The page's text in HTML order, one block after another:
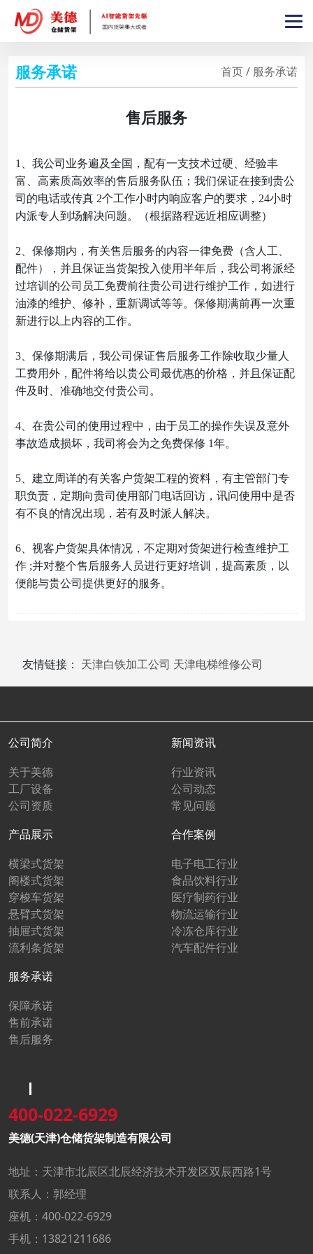
服务承诺 首页 / 服务承诺
售后服务
1、我公司业务遍及全国，配有一支技术过硬、经验丰
富、高素质高效率的售后服务队伍；我们保证在接到贵公
司的电话或传真 2个工作小时内响应客户的要求，24小时
内派专人到场解决问题。（根据路程远近相应调整）
2、保修期内，有关售后服务的内容一律免费（含人工、
配件），并且保证当货架投入使用半年后，我公司将派经
过培训的公司员工免费前往贵公司进行维护工作，如进行
油漆的维护、修补，重新调试等等。保修期满前再一次重
新进行以上内容的工作。
3、保修期满后，我公司保证售后服务工作除收取少量人
工费用外，配件将给以贵公司最优惠的价格，并且保证配
件及时、准确地交付贵公司。
4、在贵公司的使用过程中，由于员工的操作失误及意外
事故造成损坏，我司将会为之免费保修 1年。
5、建立周详的有关客户货架工程的资料，有主管部门专
职负责，定期向贵司使用部门电话回访，讯问使用中是否
有不良的情况出现，若有及时派人解决。
6、视客户货架具体情况，不定期对货架进行检查维护工
作 ;并对整个售后服务人员进行更好培训，提高素质，以
便能与贵公司提供更好的服务。
友情链接： 天津白铁加工公司 天津电梯维修公司
公司简介
关于美德
工厂设备
公司资质
新闻资讯
行业资讯
公司动态
常见问题
产品展示
横梁式货架
阁楼式货架
穿梭车货架
悬臂式货架
抽屉式货架
流利条货架
合作案例
电子电工行业
食品饮料行业
医疗制药行业
物流运输行业
冷冻仓库行业
汽车配件行业
服务承诺
保障承诺
售前承诺
售后服务
400-022-6929
美德(天津)仓储货架制造有限公司
地址：天津市北辰区北辰经济技术开发区双辰西路1号
联系人：郭经理
座机：400-022-6929
手机：13821211686